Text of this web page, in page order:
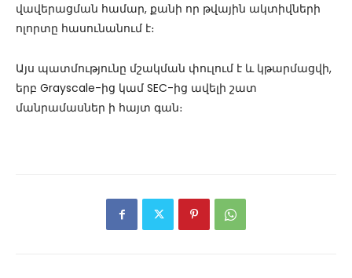
վավերացման համար, քանի որ թվային ակտիվների
ոլորտը հասունանում է։
Այս պատմությունը մշակման փուլում է և կթարմացվի,
երբ Grayscale-ից կամ SEC-ից ավելի շատ
մանրամասներ ի հայտ գան։